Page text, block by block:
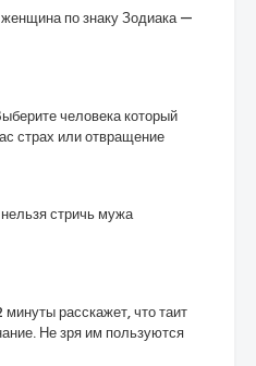
по знаку Зодиака —
человека который
страх или отвращение
стричь мужа
минуты расскажет, что таит
Не зря им пользуются